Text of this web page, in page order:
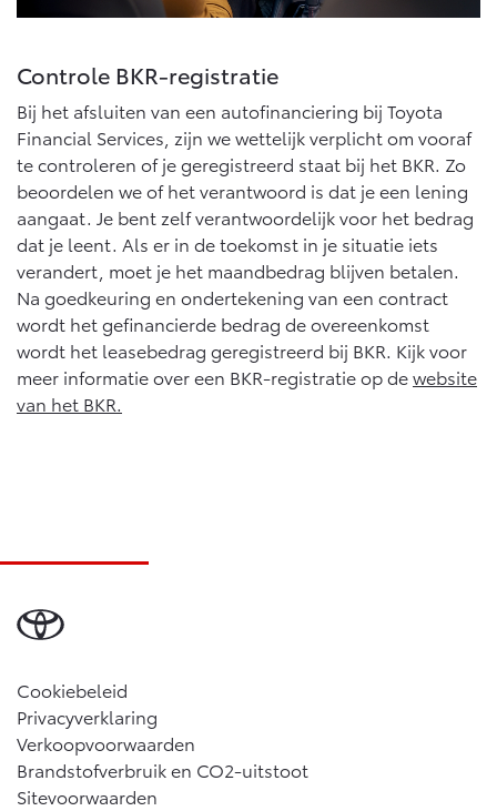
Mirai
WATERSTOF-ELEKTRISCH
Vanaf € 76.695,-
Proace City (excl. BTW)
OOK ALS BATTERIJ-
ELEKTRISCH
Vanaf € 27.945,-
Proace (excl. BTW)
OOK ALS BATTERIJ-
Vanaf € 37.500,-
Proace Verso
ELEKTRISCH
Controle BKR-registratie
Bij het afsluiten van een autofinanciering bij Toyota
Financial Services, zijn we wettelijk verplicht om vooraf
te controleren of je geregistreerd staat bij het BKR. Zo
beoordelen we of het verantwoord is dat je een lening
aangaat. Je bent zelf verantwoordelijk voor het bedrag
dat je leent. Als er in de toekomst in je situatie iets
verandert, moet je het maandbedrag blijven betalen.
Na goedkeuring en ondertekening van een contract
wordt het gefinancierde bedrag de overeenkomst
wordt het leasebedrag geregistreerd bij BKR. Kijk voor
meer informatie over een BKR-registratie op dewebsite
van het BKR.
Cookiebeleid
Privacyverklaring
Verkoopvoorwaarden
Brandstofverbruik en CO2-uitstoot
Sitevoorwaarden